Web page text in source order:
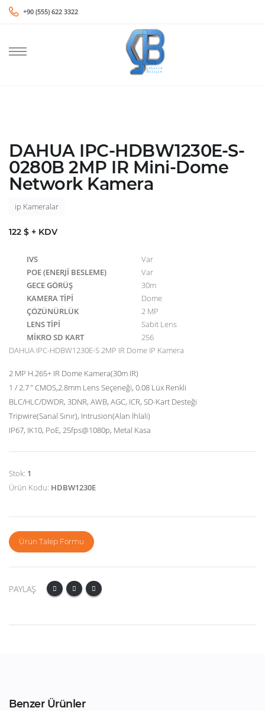
+90 (555) 622 3322
DAHUA IPC-HDBW1230E-S-
0280B 2MP IR Mini-Dome
Network Kamera
ip Kameralar
122 $ + KDV
IVS
Var
POE (ENERJİ BESLEME)
Var
GECE GÖRÜŞ
30m
KAMERA TİPİ
Dome
ÇÖZÜNÜRLÜK
2 MP
LENS TİPİ
Sabit Lens
MİKRO SD KART
256
DAHUA IPC-HDBW1230E-S 2MP IR Dome IP Kamera
2 MP H.265+ IR Dome Kamera(30m IR)
1 / 2.7 ” CMOS,2.8mm Lens Seçeneği, 0.08 Lüx Renkli
BLC/HLC/DWDR, 3DNR, AWB, AGC, ICR, SD-Kart Desteği
Tripwire(Sanal Sınır), Intrusion(Alan İhlali)
IP67, IK10, PoE, 25fps@1080p, Metal Kasa
Stok: 1
Ürün Kodu: HDBW1230E
Ürün Talep Formu
PAYLAŞ
Benzer Ürünler